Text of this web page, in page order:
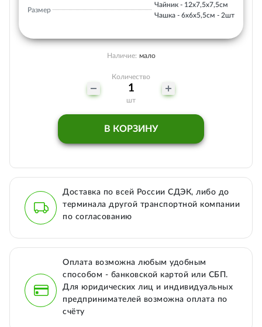
Размер
Чайник - 12х7,5х7,5см
Чашка - 6х6х5,5см - 2шт
Наличие: мало
Количество
шт
В КОРЗИНУ
Доставка по всей России СДЭК, либо до
терминала другой транспортной компании
по согласованию
Оплата возможна любым удобным
способом - банковской картой или СБП.
Для юридических лиц и индивидуальных
предпринимателей возможна оплата по
счёту